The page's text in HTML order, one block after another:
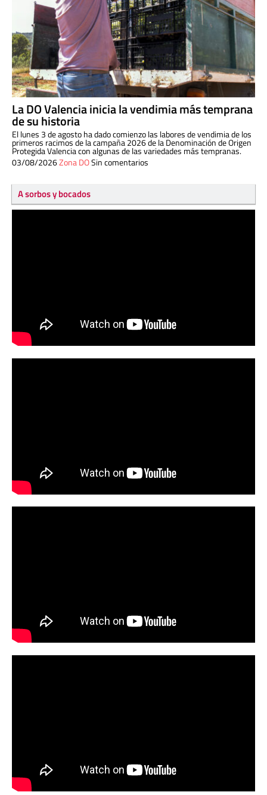
La DO Valencia inicia la vendimia más temprana
de su historia
El lunes 3 de agosto ha dado comienzo las labores de vendimia de los
primeros racimos de la campaña 2026 de la Denominación de Origen
Protegida Valencia con algunas de las variedades más tempranas.
03/08/2026Zona DOSin comentarios
A sorbos y bocados